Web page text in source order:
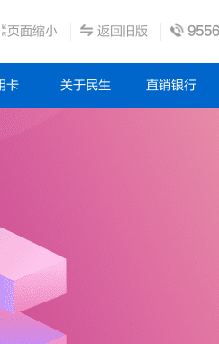
页面缩小 返回旧版
卡 关于民生 直销银行